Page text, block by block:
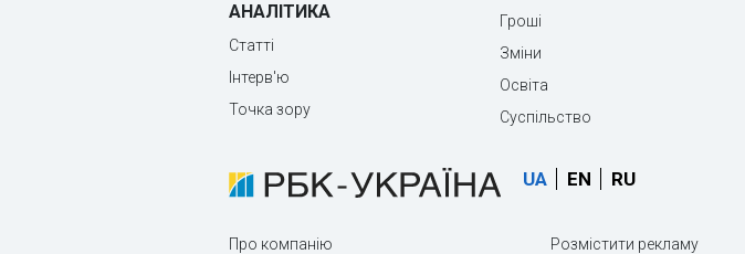
АНАЛІТИКА
Статті
Інтерв'ю
Точка зору
Гроші
Зміни
Освіта
Суспільство
UA EN RU
Про компанію
Розмістити рекламу